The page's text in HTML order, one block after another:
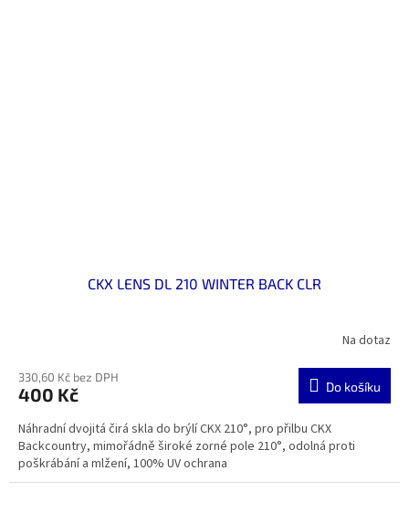
CKX LENS DL 210 WINTER BACK CLR
Na dotaz
330,60 Kč bez DPH
400 Kč Do košíku
Náhradní dvojitá čirá skla do brýlí CKX 210°, pro přilbu CKX
Backcountry, mimořádně široké zorné pole 210°, odolná proti
poškrábání a mlžení, 100% UV ochrana